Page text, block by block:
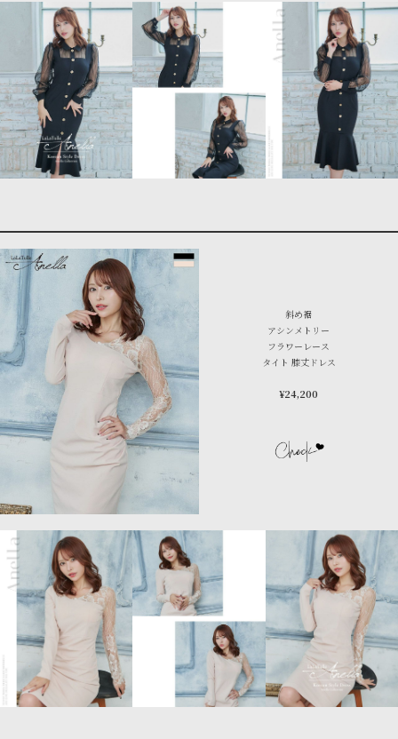
斜め裾
アシンメトリー
フラワーレース
タイト 膝丈ドレス
¥24,200